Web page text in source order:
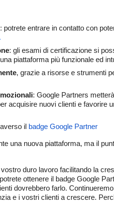
: potrete entrare in contatto con
: gli esami di certificazione si
una piattaforma più funzionale ed
, grazie a risorse e strumenti
: Google Partners
acquisire nuovi clienti e favorire
il badge Google Partner
una nuova piattaforma, ma il
duro lavoro facilitando la
ottenere il badge Google
dovrebbero farlo.
e i vostri clienti a crescere.